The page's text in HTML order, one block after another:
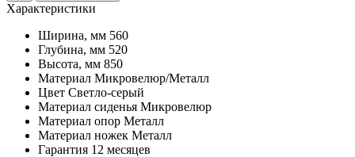
Характеристики
Ширина, мм 560
Глубина, мм 520
Высота, мм 850
Материал Микровелюр/Металл
Цвет Светло-серый
Материал сиденья Микровелюр
Материал опор Металл
Материал ножек Металл
Гарантия 12 месяцев